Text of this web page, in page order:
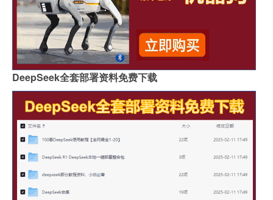
DeepSeek全套部署资料免费下载